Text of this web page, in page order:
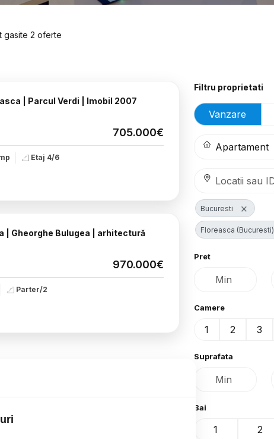
gasite 2 oferte
| Parcul Verdi | Imobil 2007
705.000€
Etaj 4/6
| Gheorghe Bulugea | arhitectură
970.000€
Parter/2
Filtru proprietati
Vanzare
Bucuresti ×
Floreasca (Bucuresti)
Pret
Camere
1 2 3
Suprafata
Bai
1 2